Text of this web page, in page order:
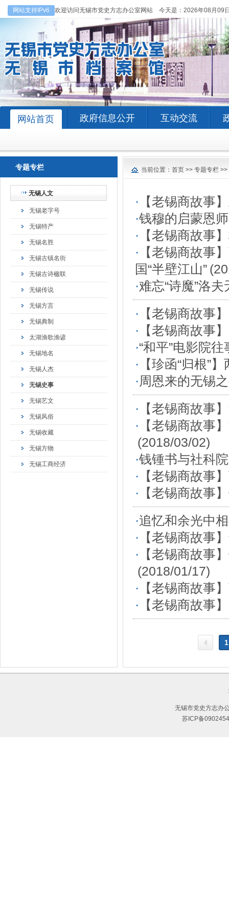
网站支持IPv6 欢迎访问无锡市党史方志办公室网站 今天是： 2026年08月09
网站首页 政府信息公开 互动交流
专题专栏
无锡人文
无锡老字号
无锡特产
无锡名胜
无锡古镇名街
无锡古诗楹联
无锡传说
无锡方言
无锡典制
太湖渔歌渔谚
无锡地名
无锡人杰
无锡史事
无锡艺文
无锡风俗
无锡收藏
无锡方物
无锡工商经济
当前位置： 首页 >> 专题专栏 >>
· 【老锡商故事
·钱穆的启蒙恩
· 【老锡商故事
· 【老锡商故事
国“半壁江山”
·难忘“诗魔”洛
· 【老锡商故事
· 【老锡商故事
·“和平”电影院往
· 【珍函“归根”
·周恩来的无锡
· 【老锡商故事
· 【老锡商故事
(2018/03/02)
·钱锺书与社科
· 【老锡商故事
· 【老锡商故事
·追忆和余光中
· 【老锡商故事
· 【老锡商故事
(2018/01/17)
· 【老锡商故事
· 【老锡商故事
1
无锡市党史方志办
苏ICP备